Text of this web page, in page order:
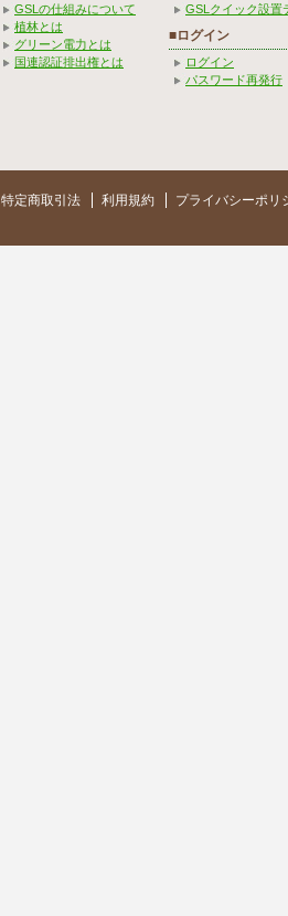
GSLの仕組みについて
植林とは
グリーン電力とは
国連認証排出権とは
GSLクイック設置
■ログイン
ログイン
パスワード再発行
特定商取引法 利用規約 プライバシーポリ